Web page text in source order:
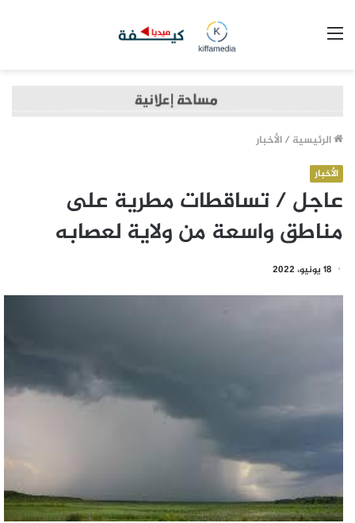
الرئيسية /الأخبار
الأخبار
عاجل / تساقطات مطرية على
مناطق واسعة من ولاية لعصابه
18 يونيو، 2022